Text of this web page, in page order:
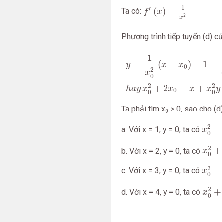
Ta có: f′ (x) = 1
x2
′( x =
Phương trình tiếp tuyến (d)
y =
1
x2
0
(x − x0) − 1 −
hayx2
0 + 2x0 − x + x2
0y
2
Ta phải tìm x0 > 0, sao cho
a. Với x = 1, y = 0, ta có x2
0 +
0
b. Với x = 2, y = 0, ta có x2
0 +
0
c. Với x = 3, y = 0, ta có x2
0 +
0 2
d. Với x = 4, y = 0, ta có x2
0 +
0